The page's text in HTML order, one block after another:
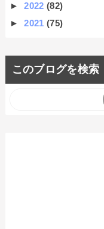
►2022(82)
►2021(75)
このブログを検索